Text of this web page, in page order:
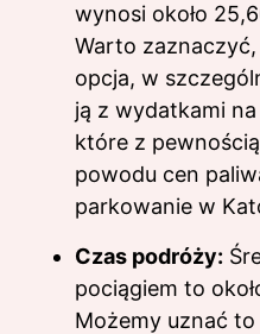
wynosi około
Warto
opcja, w
ją z wydatkami
które z
powodu cen
parkowanie w
Czas podróży:
pociągiem to
Możemy uznać